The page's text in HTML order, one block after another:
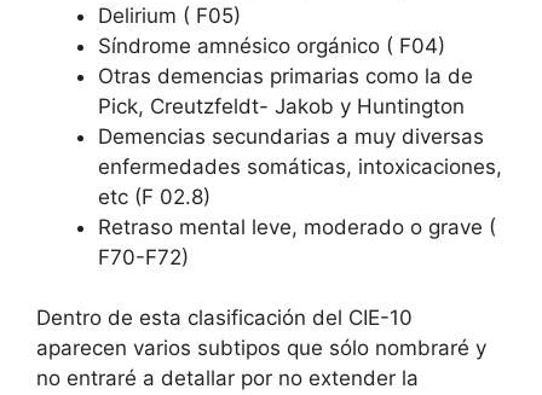
Delirium ( F05)
Síndrome amnésico orgánico ( F04)
Otras demencias primarias como la de
Pick, Creutzfeldt- Jakob y Huntington
Demencias secundarias a muy diversas
enfermedades somáticas, intoxicaciones,
etc (F 02.8)
Retraso mental leve, moderado o grave (
F70-F72)
Dentro de esta clasificación del CIE-10
aparecen varios subtipos que sólo nombraré y
no entraré a detallar por no extender la